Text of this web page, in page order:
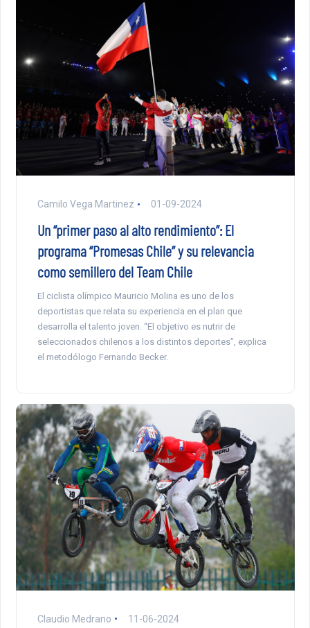
Camilo Vega Martinez 01-09-2024
Un “primer paso al alto rendimiento”: El
programa “Promesas Chile” y su relevancia
como semillero del Team Chile
El ciclista olímpico Mauricio Molina es uno de los
deportistas que relata su experiencia en el plan que
desarrolla el talento joven. “El objetivo es nutrir de
seleccionados chilenos a los distintos deportes”, explica
el metodólogo Fernando Becker.
Claudio Medrano 11-06-2024